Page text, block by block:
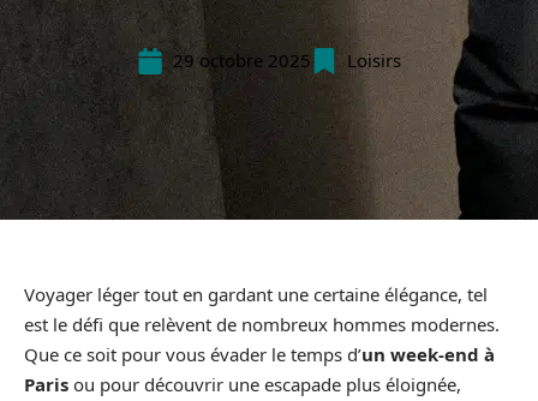
29 octobre 2025 Loisirs
Voyager léger tout en gardant une certaine élégance, tel
est le défi que relèvent de nombreux hommes modernes.
Que ce soit pour vous évader le temps d’un week-end à
Paris ou pour découvrir une escapade plus éloignée,